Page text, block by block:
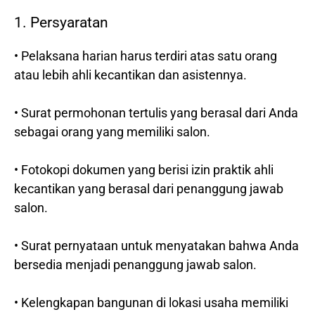
1. Persyaratan
• Pelaksana harian harus terdiri atas satu orang
atau lebih ahli kecantikan dan asistennya.
• Surat permohonan tertulis yang berasal dari Anda
sebagai orang yang memiliki salon.
• Fotokopi dokumen yang berisi izin praktik ahli
kecantikan yang berasal dari penanggung jawab
salon.
• Surat pernyataan untuk menyatakan bahwa Anda
bersedia menjadi penanggung jawab salon.
• Kelengkapan bangunan di lokasi usaha memiliki